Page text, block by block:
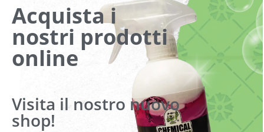
RINNOVATORE
Visualizzazione di 2 risultati
Acquista i
nostri prodotti
online
Visita il nostro nuovo
shop!